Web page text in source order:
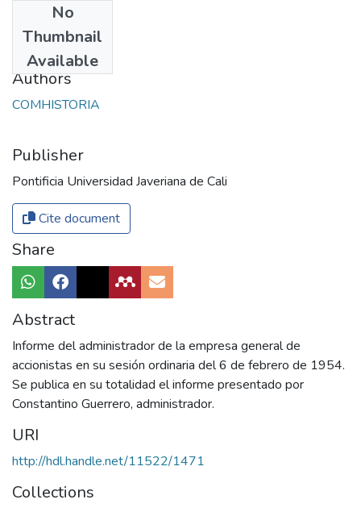
No
Thumbnail
Available
2017
Authors
COMHISTORIA
Publisher
Pontificia Universidad Javeriana de Cali
Cite document
Share
Abstract
Informe del administrador de la empresa general de
accionistas en su sesión ordinaria del 6 de febrero de 1954.
Se publica en su totalidad el informe presentado por
Constantino Guerrero, administrador.
URI
http://hdl.handle.net/11522/1471
Collections